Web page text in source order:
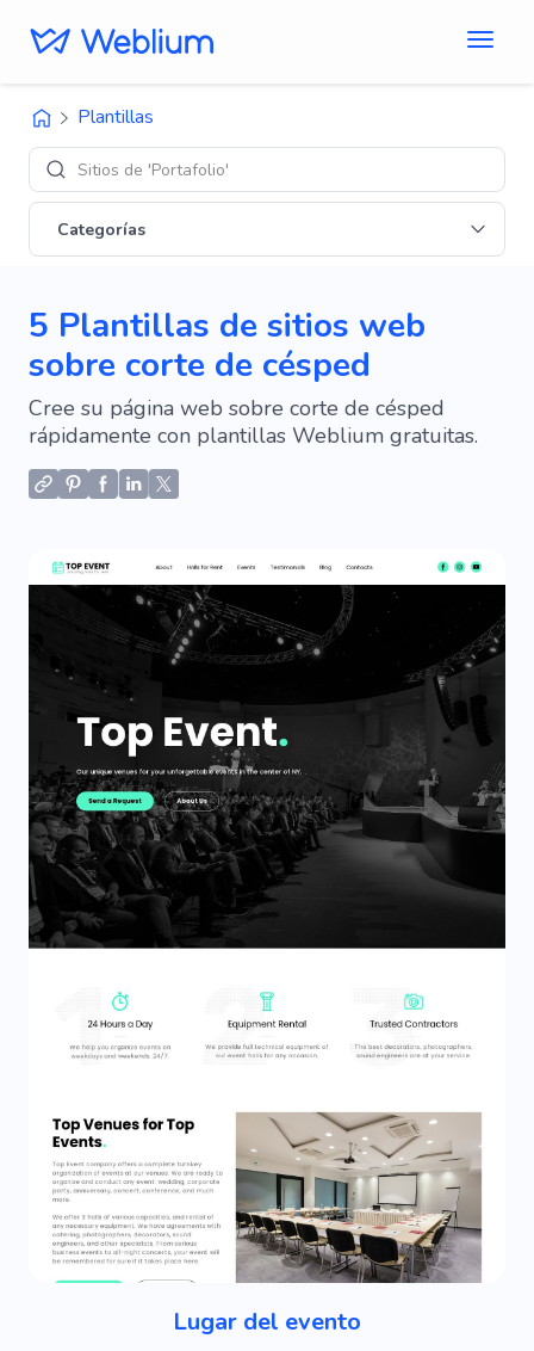
Plantillas
Sitios de 'Portafolio'
Categorías
5 Plantillas de sitios web
sobre corte de césped
Cree su página web sobre corte de césped
rápidamente con plantillas Weblium gratuitas.
Lugar del evento